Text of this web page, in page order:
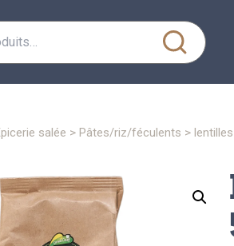
épicerie salée > pâtes/riz/féculents >